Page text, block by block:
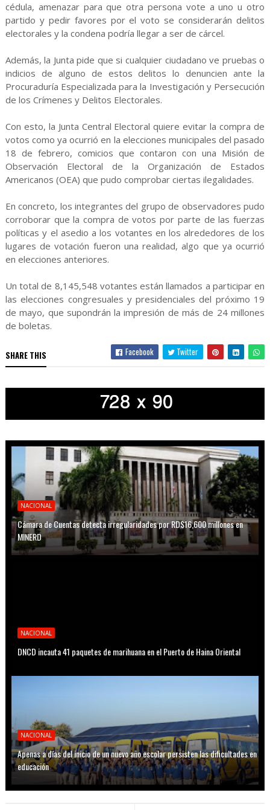
cédula, amenazar para que otra persona vote a uno u otro
partido y pedir favores por el voto se considerarán delitos
electorales y la condena podría llegar a ser de cárcel.
Además, la Junta pide que si cualquier ciudadano ve pruebas o
indicios de alguno de estos delitos lo denuncien ante la
Procuraduría Especializada para la Investigación y Persecución
de los Crímenes y Delitos Electorales.
Con esto, la Junta Central Electoral quiere evitar la compra de
votos como ya ocurrió en la elecciones municipales del pasado
18 de febrero, comicios que contaron con una Misión de
Observación Electoral de la Organización de Estados
Americanos (OEA) que pudo comprobar ciertas ilegalidades.
En concreto, los integrantes del grupo de observadores pudo
corroborar que la compra de votos por parte de las fuerzas
políticas y el asedio a los votantes en los alrededores de los
lugares de votación fueron una realidad, algo que ya ocurrió
en elecciones anteriores.
Un total de 8,145,548 votantes están llamados a participar en
las elecciones congresuales y presidenciales del próximo 19
de mayo, que supondrán la impresión de más de 24 millones
de boletas.
SHARE THIS Facebook Twitter
NACIONAL
Cámara de Cuentas detecta irregularidades por RD$16,600 millones en
MINERD
NACIONAL
DNCD incauta 41 paquetes de marihuana en el Puerto de Haina Oriental
NACIONAL
Apenas a días del inicio de un nuevo año escolar persisten las dificultades en
educación